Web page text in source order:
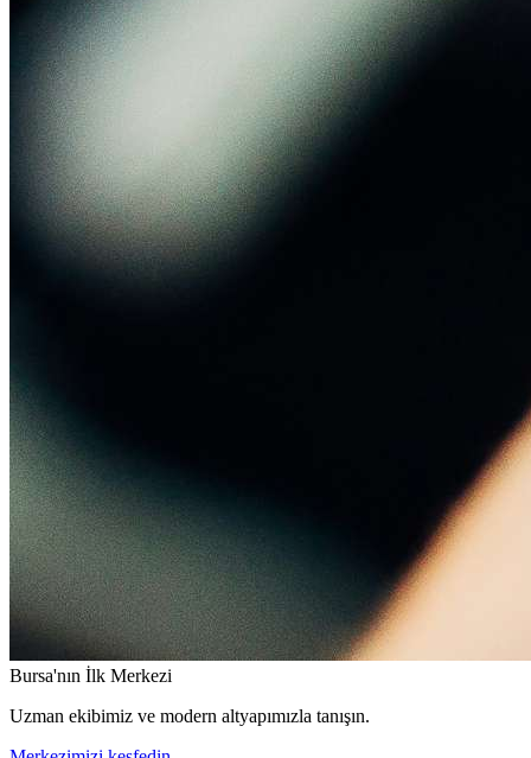
Bursa'nın İlk Merkezi
Uzman ekibimiz ve modern altyapımızla tanışın.